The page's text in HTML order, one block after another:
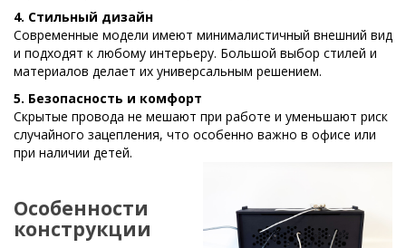
4. Стильный дизайн
Современные модели имеют минималистичный внешний вид
и подходят к любому интерьеру. Большой выбор стилей и
материалов делает их универсальным решением.
5. Безопасность и комфорт
Скрытые провода не мешают при работе и уменьшают риск
случайного зацепления, что особенно важно в офисе или
при наличии детей.
Особенности
конструкции